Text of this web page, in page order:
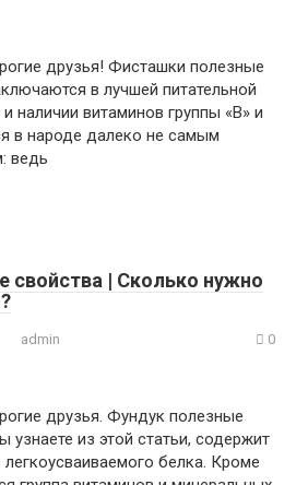
друзья! Фисташки полезные
в лучшей питательной
наличии витаминов группы «В» и
в народе далеко не самым
ведь
свойства | Сколько нужно
admin 0
друзья. Фундук полезные
узнаете из этой статьи, содержит
белка. Кроме